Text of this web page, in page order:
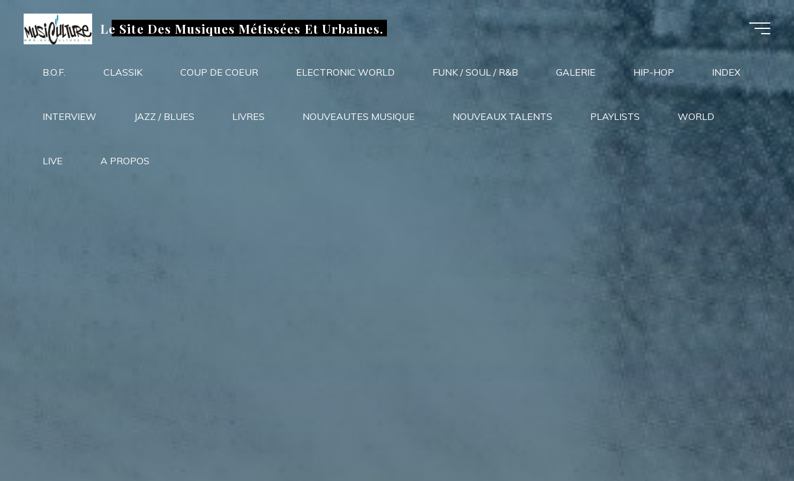
contenu
Le Site Des Musiques Métissées Et Urbaines.
B.O.F. CLASSIK COUP DE COEUR ELECTRONIC WORLD FUNK / SOUL / R&B GALERIE HIP-HOP INDEX
INTERVIEW JAZZ / BLUES LIVRES NOUVEAUTES MUSIQUE NOUVEAUX TALENTS PLAYLISTS WORLD
LIVE A PROPOS